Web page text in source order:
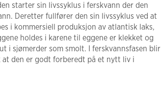
starter sin livssyklus i ferskvann der den
Deretter fullfører den sin livssyklus ved at
i kommersiell produksjon av atlantisk laks,
holdes i karene til eggene er klekket og
i sjømerder som smolt. I ferskvannsfasen blir
at den er godt forberedt på et nytt liv i